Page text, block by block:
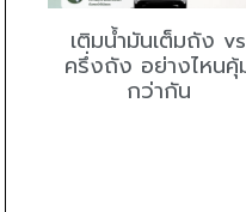
เติมน้ำมันเต็มถัง vs
ครึ่งถัง อย่างไหนคุ้
กว่ากัน